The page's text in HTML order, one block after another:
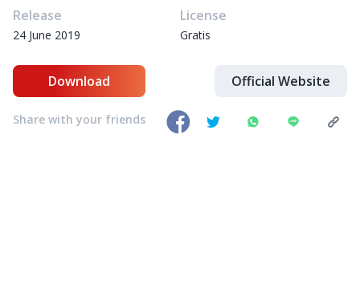
Release
24 June 2019
License
Gratis
Download Official Website
Share with your friends